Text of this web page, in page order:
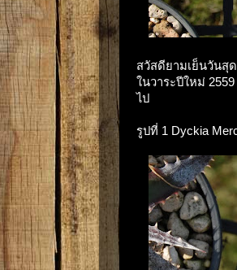
สวัสดียามเย็นวันสุ
ในวาระปีใหม่
ไป
รูปที่ 1 Dyckia